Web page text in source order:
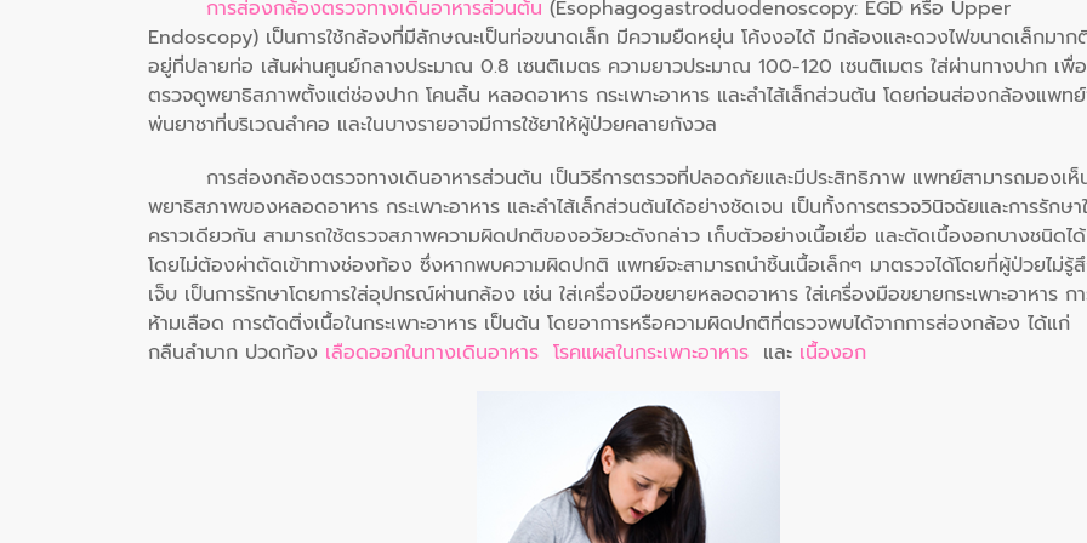
การส่องกล้องตรวจทางเดินอาหารส่วนต้น (Esophagogastroduodenoscopy: EGD หรือ Upper
Endoscopy) เป็นการใช้กล้องที่มีลักษณะเป็นท่อขนาดเล็ก มีความยืดหยุ่น โค้งงอได้ มีกล้องและดวงไฟขนาดเล็กมาก
อยู่ที่ปลายท่อ เส้นผ่านศูนย์กลางประมาณ 0.8 เซนติเมตร ความยาวประมาณ 100-120 เซนติเมตร ใส่ผ่านทางปาก เพื่อ
ตรวจดูพยาธิสภาพตั้งแต่ช่องปาก โคนลิ้น หลอดอาหาร กระเพาะอาหาร และลำไส้เล็กส่วนต้น โดยก่อนส่องกล้องแพทย์
พ่นยาชาที่บริเวณลำคอ และในบางรายอาจมีการใช้ยาให้ผู้ป่วยคลายกังวล
การส่องกล้องตรวจทางเดินอาหารส่วนต้น เป็นวิธีการตรวจที่ปลอดภัยและมีประสิทธิภาพ แพทย์สามารถมองเห็
พยาธิสภาพของหลอดอาหาร กระเพาะอาหาร และลำไส้เล็กส่วนต้นได้อย่างชัดเจน เป็นทั้งการตรวจวินิจฉัยและการรักษา
คราวเดียวกัน สามารถใช้ตรวจสภาพความผิดปกติของอวัยวะดังกล่าว เก็บตัวอย่างเนื้อเยื่อ และตัดเนื้องอกบางชนิดได้
โดยไม่ต้องผ่าตัดเข้าทางช่องท้อง ซึ่งหากพบความผิดปกติ แพทย์จะสามารถนำชิ้นเนื้อเล็กๆ มาตรวจได้โดยที่ผู้ป่วยไม่รู้
เจ็บ เป็นการรักษาโดยการใส่อุปกรณ์ผ่านกล้อง เช่น ใส่เครื่องมือขยายหลอดอาหาร ใส่เครื่องมือขยายกระเพาะอาหาร ก
ห้ามเลือด การตัดติ่งเนื้อในกระเพาะอาหาร เป็นต้น โดยอาการหรือความผิดปกติที่ตรวจพบได้จากการส่องกล้อง ได้แก่
กลืนลำบาก ปวดท้อง เลือดออกในทางเดินอาหาร โรคแผลในกระเพาะอาหาร และ เนื้องอก